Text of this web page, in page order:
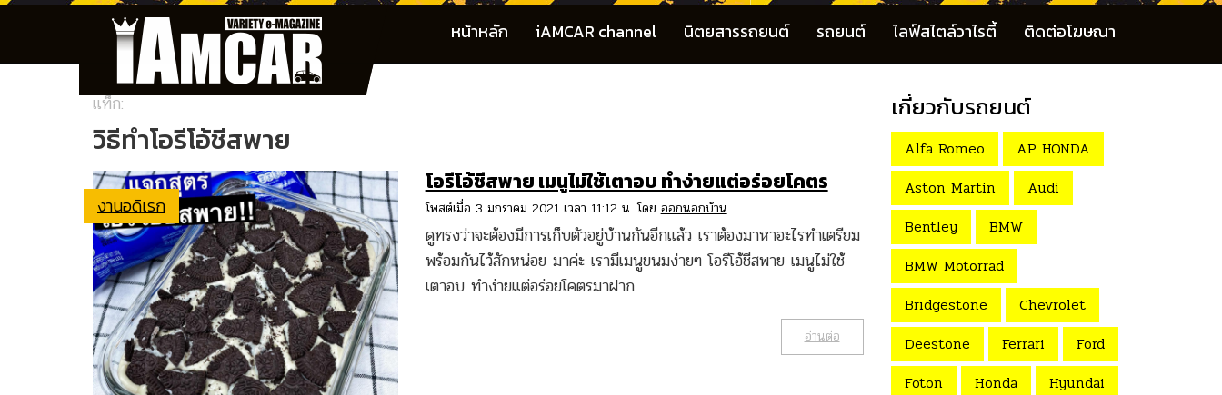
หน้าหลัก iAMCAR channel นิตยสารรถยนต์ รถยนต์ ไลฟ์สไตล์วาไรตี้ ติดต่อโฆษณา
แท็ก:
วิธีทำโอรีโอ้ชีสพาย
งานอดิเรก
โอรีโอ้ชีสพาย เมนูไม่ใช้เตาอบ ทำง่ายแต่อร่อยโคตร
โพสต์เมื่อ 3 มกราคม 2021 เวลา 11:12 น. โดย ออกนอกบ้าน
ดูทรงว่าจะต้องมีการเก็บตัวอยู่บ้านกันอีกแล้ว เราต้องมาหาอะไรทำเตรียม
พร้อมกันไว้สักหน่อย มาค่ะ เรามีเมนูขนมง่ายๆ โอรีโอ้ชีสพาย เมนูไม่ใช้
เตาอบ ทำง่ายแต่อร่อยโคตรมาฝาก
อ่านต่อ
เกี่ยวกับรถยนต์
Alfa Romeo
AP HONDA
Aston Martin
Audi
Bentley
BMW
BMW Motorrad
Bridgestone
Chevrolet
Deestone
Ferrari
Ford
Foton
Honda
Hyundai